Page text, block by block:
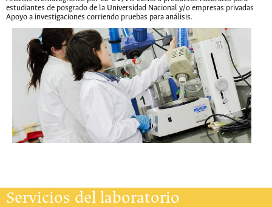
estudiantes de posgrado de la Universidad Nacional y/o empresas privadas
Apoyo a investigaciones corriendo pruebas para análisis.
Servicios del laboratorio